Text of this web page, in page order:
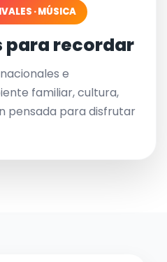
· MÚSICA
para recordar
e
familiar, cultura,
pensada para disfrutar